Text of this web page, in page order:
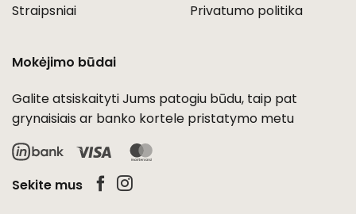
Straipsniai
Privatumo politika
Mokėjimo būdai
Galite atsiskaityti Jums patogiu būdu, taip pat
grynaisiais ar banko kortele pristatymo metu
Visa
Sekite mus